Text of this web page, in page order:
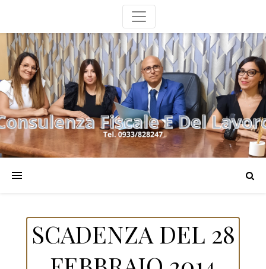
SCADENZA DEL 28